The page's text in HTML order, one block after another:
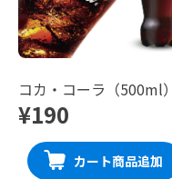
コカ・コーラ（500ml）
¥190
カート商品追加